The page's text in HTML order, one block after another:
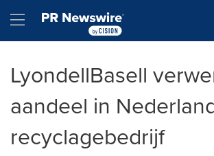
Hamburger menu
LyondellBasell
aandeel in
recyclagebedrijf